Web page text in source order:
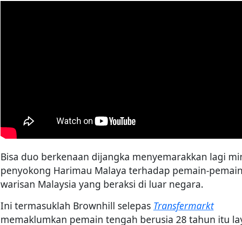
Bisa duo berkenaan dijangka menyemarakkan lagi
penyokong Harimau Malaya terhadap pemain-
warisan Malaysia yang beraksi di luar negara.
Ini termasuklah Brownhill selepas Transfermarkt
memaklumkan pemain tengah berusia 28 tahun itu